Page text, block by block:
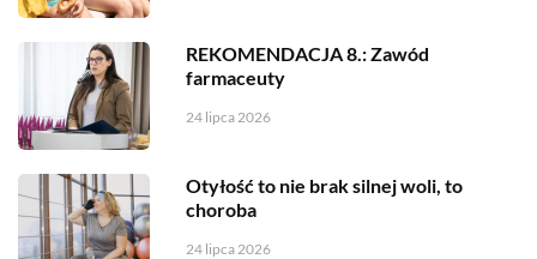
REKOMENDACJA 8.: Zawód
farmaceuty
24 lipca 2026
Otyłość to nie brak silnej woli, to
choroba
24 lipca 2026